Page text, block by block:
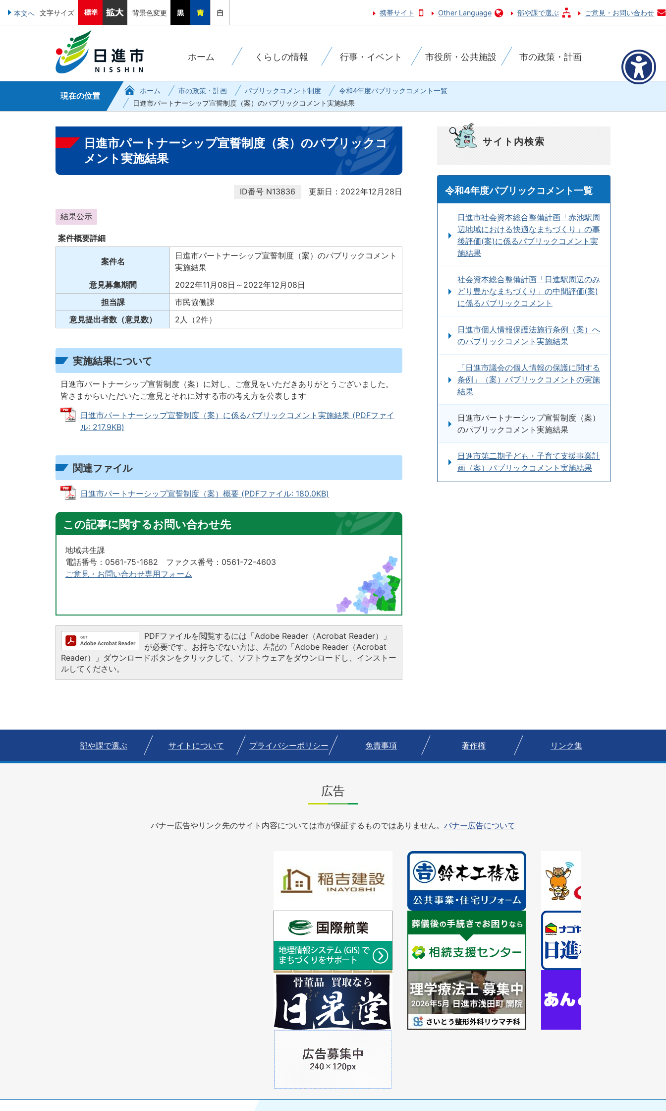
本文へ 文字サイズ 背景色変更 携帯サイト Other Language 部や課で選ぶ ご意見・お問い合わせ
ホーム くらしの情報 行事・イベント 市役所・公共施設 市の政策・計画
現在の位置
ホーム 市の政策・計画 パブリックコメント制度
令和4年度パブリックコメント一覧
日進市パートナーシップ宣誓制度（案）のパブリックコメント実施結果
日進市パートナーシップ宣誓制度（案）のパブリックコ
メント実施結果
ID番号 N13836 更新日：2022年12月28日
結果公示
案件概要詳細
案件名
日進市パートナーシップ宣誓制度（案）のパブリックコメント
実施結果
意見募集期間
2022年11月08日～2022年12月08日
担当課
市民協働課
意見提出者数（意見数）
2人（2件）
実施結果について
日進市パートナーシップ宣誓制度（案）に対し、ご意見をいただきありがとうございました。
皆さまからいただいたご意見とそれに対する市の考え方を公表します
日進市パートナーシップ宣誓制度（案）に係るパブリックコメント実施結果 (PDFファイ
ル: 217.9KB)
関連ファイル
日進市パートナーシップ宣誓制度（案）概要 (PDFファイル: 180.0KB)
この記事に関するお問い合わせ先
地域共生課
電話番号：0561-75-1682 ファクス番号：0561-72-4603
ご意見・お問い合わせ専用フォーム
PDFファイルを閲覧するには「Adobe Reader（Acrobat Reader）」
が必要です。お持ちでない方は、左記の「Adobe Reader（Acrobat
Reader）」ダウンロードボタンをクリックして、ソフトウェアをダウンロードし、インストー
ルしてください。
サイト内検索
令和4年度パブリックコメント一覧
日進市社会資本総合整備計画「赤池駅周
辺地域における快適なまちづくり」の事
後評価(案)に係るパブリックコメント実
施結果
社会資本総合整備計画「日進駅周辺のみ
どり豊かなまちづくり」の中間評価(案)
に係るパブリックコメント
日進市個人情報保護法施行条例（案）へ
のパブリックコメント実施結果
「日進市議会の個人情報の保護に関する
条例」（案）パブリックコメントの実施
結果
日進市パートナーシップ宣誓制度（案）
のパブリックコメント実施結果
日進市第二期子ども・子育て支援事業計
画（案）パブリックコメント実施結果
部や課で選ぶ サイトについて プライバシーポリシー 免責事項 著作権 リンク集
広告
バナー広告やリンク先のサイト内容については市が保証するものではありません。 バナー広告について
の
ド
1
枚
目
の
ス
イ
枚
目
ラ
イ
ド
目
の
ス
ラ
枚
の
ラ
イ
ド
1
枚
目
の
ス
ド
1
の
ス
ラ
イ
ド
1
枚
目
の
ス
目
1
枚
目
の
ス